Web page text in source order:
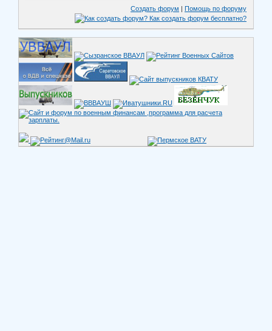
Создать форум | Помощь по форуму